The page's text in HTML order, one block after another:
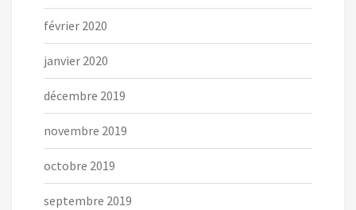
février 2020
janvier 2020
décembre 2019
novembre 2019
octobre 2019
septembre 2019